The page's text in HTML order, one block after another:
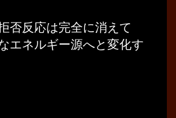
否反応は完全に消えて
エネルギー源へと変化す